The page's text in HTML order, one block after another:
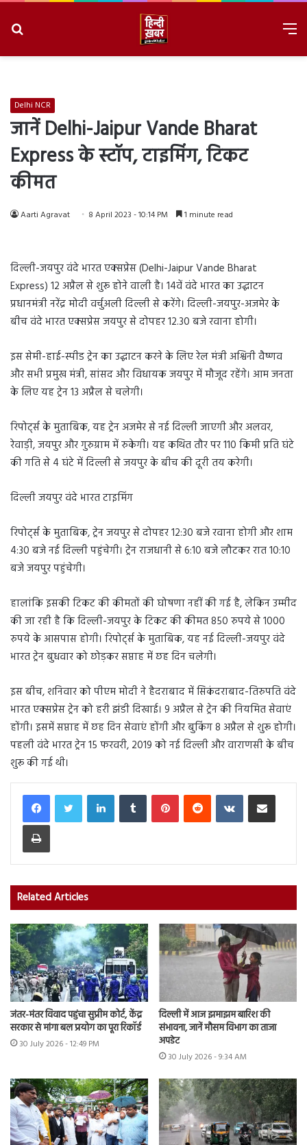
Delhi NCR
जानें Delhi-Jaipur Vande Bharat
Express के स्टॉप, टाइमिंग, टिकट
कीमत
Aarti Agravat 8 April 2023 - 10:14 PM 1 minute read
दिल्ली-जयपुर वंदे भारत एक्सप्रेस (Delhi-Jaipur Vande Bharat
Express) 12 अप्रैल से शुरू होने वाली है। 14वें वंदे भारत का उद्घाटन
प्रधानमंत्री नरेंद्र मोदी वर्चुअली दिल्ली से करेंगे। दिल्ली-जयपुर-अजमेर के
बीच वंदे भारत एक्सप्रेस जयपुर से दोपहर 12.30 बजे रवाना होगी।
इस सेमी-हाई-स्पीड ट्रेन का उद्घाटन करने के लिए रेल मंत्री अश्विनी वैष्णव
और सभी प्रमुख मंत्री, सांसद और विधायक जयपुर में मौजूद रहेंगे। आम जनता
के लिए यह ट्रेन 13 अप्रैल से चलेगी।
रिपोर्ट्स के मुताबिक, यह ट्रेन अजमेर से नई दिल्ली जाएगी और अलवर,
रेवाड़ी, जयपुर और गुरुग्राम में रुकेगी। यह कथित तौर पर 110 किमी प्रति घंटे
की गति से 4 घंटे में दिल्ली से जयपुर के बीच की दूरी तय करेगी।
दिल्ली जयपुर वंदे भारत टाइमिंग
रिपोर्ट्स के मुताबिक, ट्रेन जयपुर से दोपहर 12:30 बजे रवाना होगी और शाम
4:30 बजे नई दिल्ली पहुंचेगी। ट्रेन राजधानी से 6:10 बजे लौटकर रात 10:10
बजे जयपुर पहुंचेगी।
हालांकि इसकी टिकट की कीमतों की घोषणा नहीं की गई है, लेकिन उम्मीद
की जा रही है कि दिल्ली-जयपुर के टिकट की कीमत 850 रुपये से 1000
रुपये के आसपास होगी। रिपोर्ट्स के मुताबिक, यह नई दिल्ली-जयपुर वंदे
भारत ट्रेन बुधवार को छोड़कर सप्ताह में छह दिन चलेगी।
इस बीच, शनिवार को पीएम मोदी ने हैदराबाद में सिकंदराबाद-तिरुपति वंदे
भारत एक्सप्रेस ट्रेन को हरी झंडी दिखाई। 9 अप्रैल से ट्रेन की नियमित सेवाएं
होंगी। इसमें सप्ताह में छह दिन सेवाएं होंगी और बुकिंग 8 अप्रैल से शुरू होगी।
पहली वंदे भारत ट्रेन 15 फरवरी, 2019 को नई दिल्ली और वाराणसी के बीच
शुरू की गई थी।
LinkedInTumblr PinterestReddit VKontakteShare via Email
Print
Related Articles
जंतर-मंतर विवाद पहुंचा सुप्रीम कोर्ट, केंद्र
सरकार से मांगा बल प्रयोग का पूरा रिकॉर्ड
30 July 2026 - 12:49 PM
दिल्ली में आज झमाझम बारिश की
संभावना, जानें मौसम विभाग का ताजा
अपडेट
30 July 2026 - 9:34 AM